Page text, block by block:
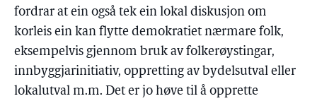
fordrar at ein også tek ein lokal diskusjon om
korleis ein kan flytte demokratiet nærmare folk,
eksempelvis gjennom bruk av folkerøystingar,
innbyggjarinitiativ, oppretting av bydelsutval eller
lokalutval m.m. Det er jo høve til å opprette